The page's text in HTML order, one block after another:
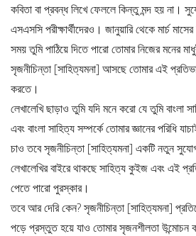
কবিতা বা প্রবন্ধ লিখে ফেললে কিন্তু মন্দ হয় না।
এসএসসি পরীক্ষার্থীদেরও। জানুয়ারি থেকে মার্চ
সময় তুমি পাঠিয়ে দিতে পারো তোমার নিজের মনের
সৃজনীচিন্তা [সাহিত্যমনা] আসছে তোমার এই
করতে।
লেখালেখি ছাড়াও তুমি যদি মনে করো যে তুমি বাংলা
এবং বাংলা সাহিত্য সম্পর্কে তোমার জ্ঞানের পরিধি
চাও তবে সৃজনীচিন্তা [সাহিত্যমনা] একটি নতুন
লেখালেখির বাইরে থাকছে সাহিত্য কুইজ এবং এই
পেতে পারো পুরস্কার।
তবে আর দেরি কেন? সৃজনীচিন্তা [সাহিত্যমনা]
পড়ে প্রস্তুত হয়ে যাও তোমার সৃজনশীলতা উন্মোচন